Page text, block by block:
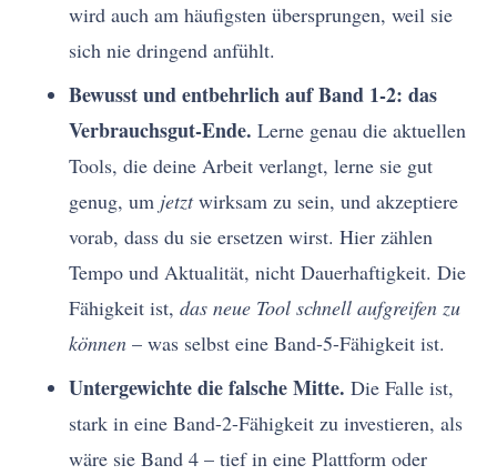
wird auch am häufigsten übersprungen, weil sie
sich nie dringend anfühlt.
Bewusst und entbehrlich auf Band 1-2: das
Verbrauchsgut-Ende. Lerne genau die aktuellen
Tools, die deine Arbeit verlangt, lerne sie gut
genug, um jetztwirksam zu sein, und akzeptiere
vorab, dass du sie ersetzen wirst. Hier zählen
Tempo und Aktualität, nicht Dauerhaftigkeit. Die
Fähigkeit ist,das neue Tool schnell aufgreifen zu
können – was selbst eine Band-5-Fähigkeit ist.
Untergewichte die falsche Mitte. Die Falle ist,
stark in eine Band-2-Fähigkeit zu investieren, als
wäre sie Band 4 – tief in eine Plattform oder